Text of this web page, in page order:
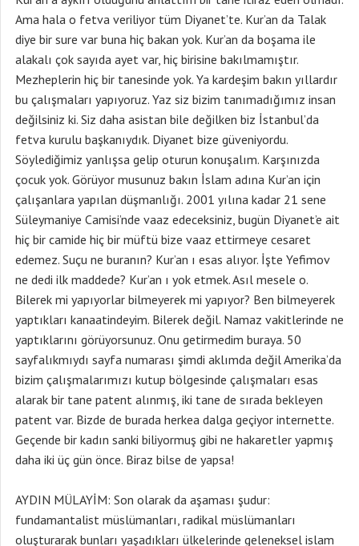
Ama hala o fetva veriliyor tüm Diyanet’te. Kur’an da Talak
diye bir sure var buna hiç bakan yok. Kur’an da boşama ile
alakalı çok sayıda ayet var, hiç birisine bakılmamıştır.
Mezheplerin hiç bir tanesinde yok. Ya kardeşim bakın yıllardır
bu çalışmaları yapıyoruz. Yaz siz bizim tanımadığımız insan
değilsiniz ki. Siz daha asistan bile değilken biz İstanbul’da
fetva kurulu başkanıydık. Diyanet bize güveniyordu.
Söylediğimiz yanlışsa gelip oturun konuşalım. Karşınızda
çocuk yok. Görüyor musunuz bakın İslam adına Kur’an için
çalışanlara yapılan düşmanlığı. 2001 yılına kadar 21 sene
Süleymaniye Camisi’nde vaaz edeceksiniz, bugün Diyanet’e ait
hiç bir camide hiç bir müftü bize vaaz ettirmeye cesaret
edemez. Suçu ne buranın? Kur’an ı esas alıyor. İşte Yefimov
ne dedi ilk maddede? Kur’an ı yok etmek. Asıl mesele o.
Bilerek mi yapıyorlar bilmeyerek mi yapıyor? Ben bilmeyerek
yaptıkları kanaatindeyim. Bilerek değil. Namaz vakitlerinde ne
yaptıklarını görüyorsunuz. Onu getirmedim buraya. 50
sayfalıkmıydı sayfa numarası şimdi aklımda değil Amerika’da
bizim çalışmalarımızı kutup bölgesinde çalışmaları esas
alarak bir tane patent alınmış, iki tane de sırada bekleyen
patent var. Bizde de burada herkea dalga geçiyor internette.
Geçende bir kadın sanki biliyormuş gibi ne hakaretler yapmış
daha iki üç gün önce. Biraz bilse de yapsa!
AYDIN MÜLAYİM: Son olarak da aşaması şudur:
fundamantalist müslümanları, radikal müslümanları
oluşturarak bunları yaşadıkları ülkelerinde geleneksel islam